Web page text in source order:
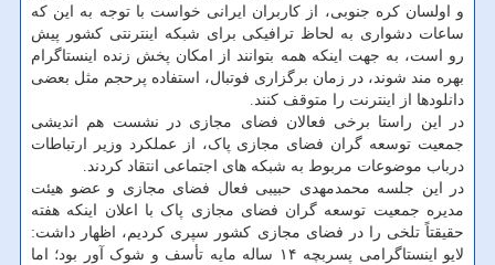
و اولسان کره جنوبی، از کاربران ایرانی خواست با توجه به این که
ساعات دشواری به لحاظ ترافیکی برای شبکه اینترنتی کشور پیش
رو است، به جهت اینکه همه بتوانند از امکان پخش زنده اینستاگرام
بهره مند شوند، در زمان برگزاری فوتبال، استفاده پرحجم مثل بعضی
دانلودها از اینترنت را متوقف کنند.
در این راستا برخی فعالان فضای مجازی در نشست هم اندیشی
جمعیت توسعه گران فضای مجازی پاک، از عملکرد وزیر ارتباطات
درباب موضوعات مربوط به شبکه های اجتماعی انتقاد کردند.
در این جلسه محمدمهدی حبیبی فعال فضای مجازی و عضو هیئت
مدیره جمعیت توسعه گران فضای مجازی پاک با اعلان اینکه هفته
حقیقتاً تلخی را در فضای مجازی کشور سپری کردیم، اظهار داشت:
لایو اینستاگرامی پسربچه ۱۴ ساله مایه تأسف و شوک آور بود؛ اما